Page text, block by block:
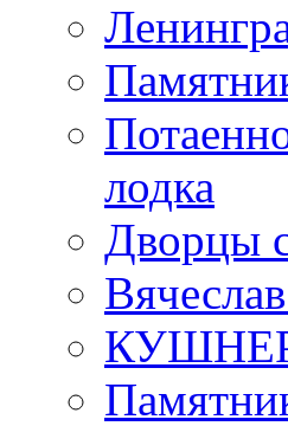
лодка
Дворцы